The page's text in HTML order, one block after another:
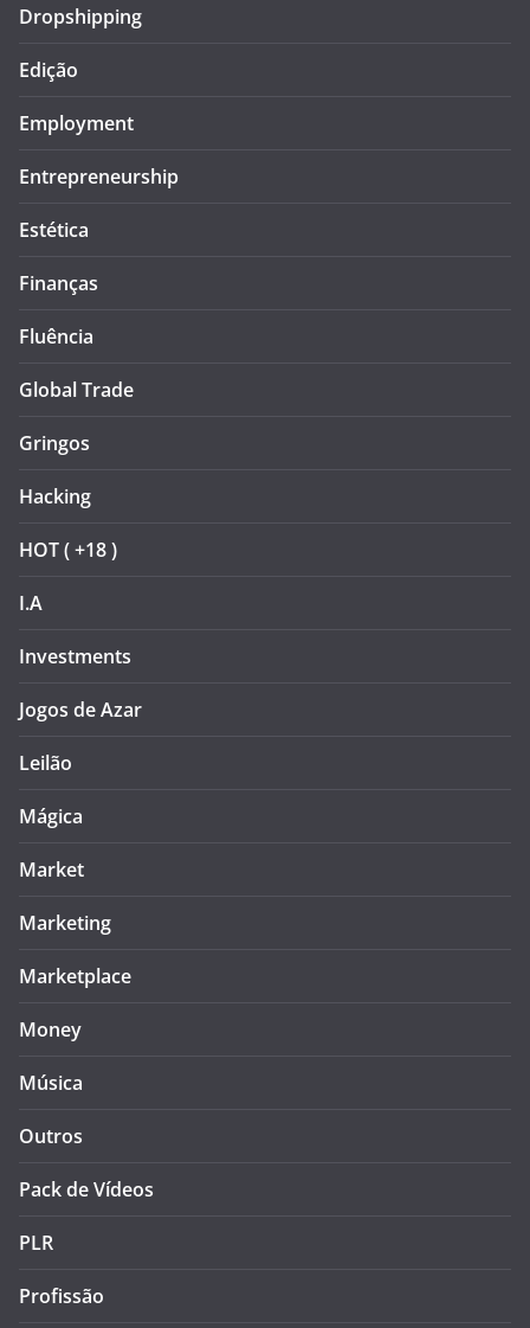
Dropshipping
Edição
Employment
Entrepreneurship
Estética
Finanças
Fluência
Global Trade
Gringos
Hacking
HOT ( +18 )
I.A
Investments
Jogos de Azar
Leilão
Mágica
Market
Marketing
Marketplace
Money
Música
Outros
Pack de Vídeos
PLR
Profissão